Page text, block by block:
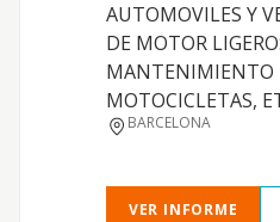
AUTOMOVILES Y
DE MOTOR
MANTENIMIENTO
MOTOCICLETAS,
BARCELONA
VER INFORME